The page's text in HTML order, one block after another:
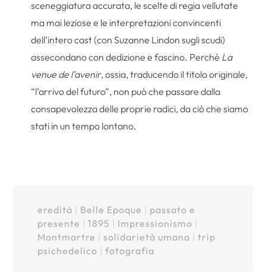
sceneggiatura accurata, le scelte di regia vellutate
ma mai leziose e le interpretazioni convincenti
dell’intero cast (con Suzanne Lindon sugli scudi)
assecondano con dedizione e fascino. Perché La
venue de l’avenir, ossia, traducendo il titolo originale,
“l’arrivo del futuro”, non può che passare dalla
consapevolezza delle proprie radici, da ciò che siamo
stati in un tempo lontano.
eredità Belle Epoque
passato e
presente
1895 Impressionismo
Montmartre
solidarietà umana
trip
psichedelico
fotografia